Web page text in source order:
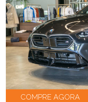
COMPRE AGORA